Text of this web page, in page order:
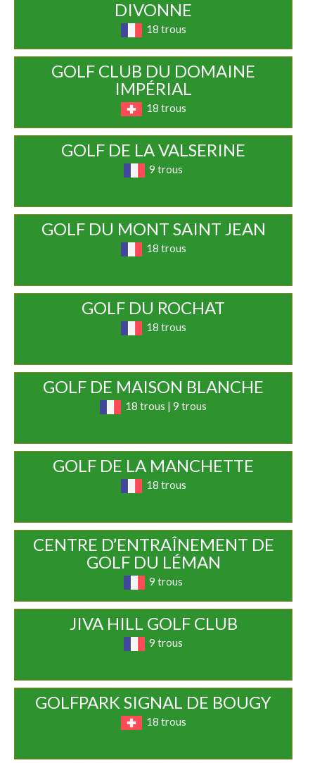
DIVONNE
18 trous
GOLF CLUB DU DOMAINE
IMPÉRIAL
18 trous
GOLF DE LA VALSERINE
9 trous
GOLF DU MONT SAINT JEAN
18 trous
GOLF DU ROCHAT
18 trous
GOLF DE MAISON BLANCHE
18 trous | 9 trous
GOLF DE LA MANCHETTE
18 trous
CENTRE D’ENTRAÎNEMENT DE
GOLF DU LÉMAN
9 trous
JIVA HILL GOLF CLUB
9 trous
GOLFPARK SIGNAL DE BOUGY
18 trous